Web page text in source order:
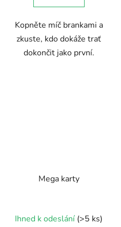
hvězdiček.
Kopněte míč brankami a
zkuste, kdo dokáže trať
dokončit jako první.
Mega karty
Ihned k odeslání (>5 ks)